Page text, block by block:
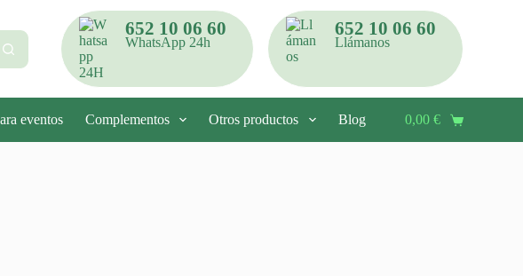
652 10 06 60
WhatsApp 24h
652 10 06 60
Llámanos
eventos Complementos Otros productos Blog Contacto
Carro
de
0,00 €